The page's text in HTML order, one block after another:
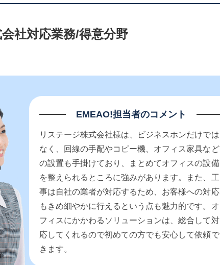
社対応業務/得意分野
EMEAO!担当者のコメント
リステージ株式会社様は、ビジネスホンだけでは
なく、回線の手配やコピー機、オフィス家具など
の設置も手掛けており、まとめてオフィスの設備
を整えられるところに強みがあります。また、工
事は自社の業者が対応するため、お客様への対応
もきめ細やかに行えるという点も魅力的です。オ
フィスにかかわるソリューションは、総合して対
応してくれるので初めての方でも安心して依頼で
きます。